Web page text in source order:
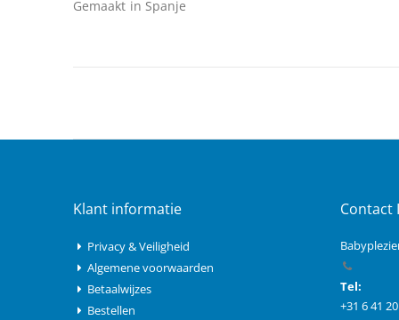
Gemaakt in Spanje
Klant informatie
Privacy & Veiligheid
Algemene voorwaarden
Betaalwijzes
Bestellen
Contact
Tel:
+31 6 41